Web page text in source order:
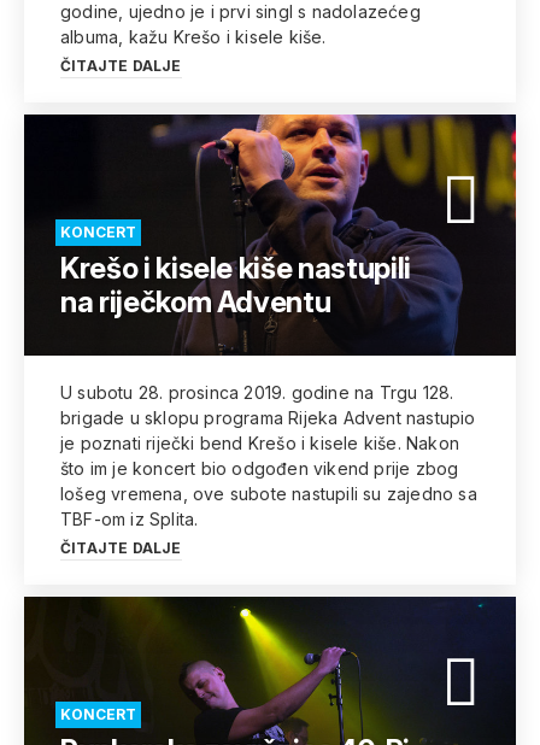
godine, ujedno je i prvi singl s nadolazećeg
albuma, kažu Krešo i kisele kiše.
ČITAJTE DALJE
KONCERT
Krešo i kisele kiše nastupili
na riječkom Adventu
U subotu 28. prosinca 2019. godine na Trgu 128.
brigade u sklopu programa Rijeka Advent nastupio
je poznati riječki bend Krešo i kisele kiše. Nakon
što im je koncert bio odgođen vikend prije zbog
lošeg vremena, ove subote nastupili su zajedno sa
TBF-om iz Splita.
ČITAJTE DALJE
KONCERT